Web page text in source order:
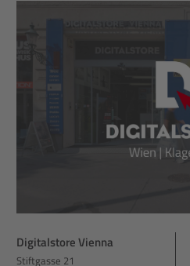
Digitalstore Vienna
Stiftgasse 21